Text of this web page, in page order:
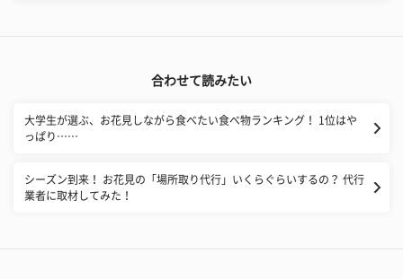
合わせて読みたい
大学生が選ぶ、お花見しながら食べたい食べ物ランキング！ 1位はや
っぱり……
シーズン到来！ お花見の「場所取り代行」いくらぐらいするの？ 代行
業者に取材してみた！